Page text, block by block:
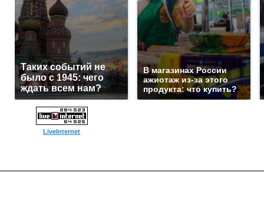
Таких событий не
было с 1945: чего
ждать всем нам?
В магазинах России
ажиотаж из-за этого
продукта: что купить?
LiveInternet